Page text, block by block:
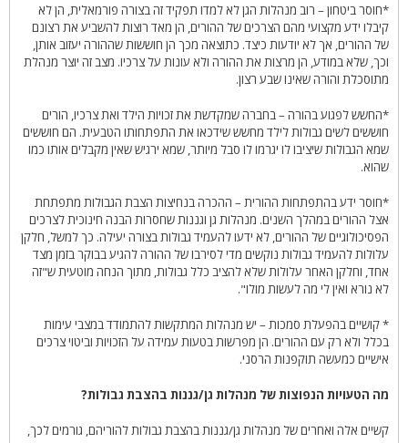
*חוסר ביטחון – רוב מנהלות הגן לא למדו תפקיד זה בצורה פורמאלית, הן לא
קיבלו ידע מקצועי מהם הצרכים של ההורים, הן מאד רוצות להשביע את רצונם
של ההורים, אך לא יודעות כיצד. כתוצאה מכך הן חוששות שההורה יעזוב אותן,
וכך, שלא במודע, הן מרצות את ההורה ולא עונות על צרכיו. מצב זה יוצר מנהלת
מתוסכלת והורה שאינו שבע רצון.
*החשש לפגוע בהורה – בחברה שמקדשת את זכויות הילד ואת צרכיו, הורים
חוששים לשים גבולות לילד מחשש שידכאו את התפתחותו הטבעית. הם חוששים
שמא הגבולות שיציבו לו יגרמו לו סבל מיותר, שמא ירגיש שאין מקבלים אותו כמו
שהוא.
*חוסר ידע בהתפתחות ההורית – ההכרה בנחיצות הצבת הגבולות מתפתחת
אצל ההורים במהלך השנים. מנהלות גן וגננות שחסרות הבנה חינוכית לצרכים
הפסיכולוגיים של ההורים, לא ידעו להעמיד גבולות בצורה יעילה. כך למשל, חלקן
עלולות להעמיד גבולות נוקשים מדי לסירבו של ההורה להגיע בבוקר בזמן מצד
אחד, וחלקן האחר עלולות שלא להציב כלל גבולות, מתוך הנחה מוטעית ש"זה
לא נורא ואין לי מה לעשות מולו".
* קושיים בהפעלת סמכות – יש מנהלות המתקשות להתמודד במצבי עימות
בכלל ולא רק עם ההורים. הן מפרשות בטעות עמידה על הזכויות וביטוי צרכים
אישיים כמעשה תוקפנות הרסני.
מה הטעויות הנפוצות של מנהלות גן/גננות בהצבת גבולות?
קשיים אלה ואחרים של מנהלות גן/גננות בהצבת גבולות להוריהם, גורמים לכך,